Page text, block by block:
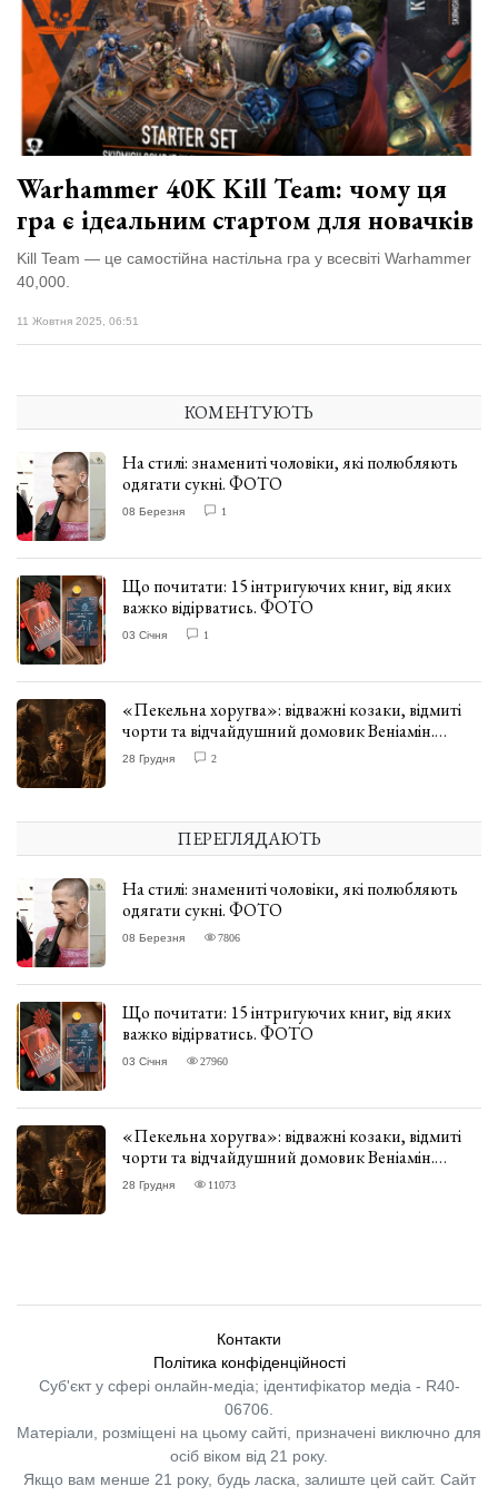
залишив у
Луцьку
три...
27 Липня 2026
705 переглядів
Всі розділи
Персона
Лайф
Афіша
ZONE 18+
Контакти
Warhammer 40K Kill Team: чому ця
гра є ідеальним стартом для новачків
Kill Team — це самостійна настільна гра у всесвіті Warhammer
40,000.
11 Жовтня 2025, 06:51
КОМЕНТУЮТЬ
На стилі: знамениті чоловіки, які полюбляють
одягати сукні. ФОТО
08 Березня 1
Що почитати: 15 інтригуючих книг, від яких
важко відірватись. ФОТО
03 Січня 1
«Пекельна хоругва»: відважні козаки, відмиті
чорти та відчайдушний домовик Веніамін.
ВІДГУК
28 Грудня 2
ПЕРЕГЛЯДАЮТЬ
На стилі: знамениті чоловіки, які полюбляють
одягати сукні. ФОТО
08 Березня 7806
Що почитати: 15 інтригуючих книг, від яких
важко відірватись. ФОТО
03 Січня 27960
«Пекельна хоругва»: відважні козаки, відмиті
чорти та відчайдушний домовик Веніамін.
ВІДГУК
28 Грудня 11073
Контакти
Політика конфіденційності
Суб'єкт у сфері онлайн-медіа; ідентифікатор медіа - R40-
06706.
Матеріали, розміщені на цьому сайті, призначені виключно для
осіб віком від 21 року.
Якщо вам менше 21 року, будь ласка, залиште цей сайт. Сайт